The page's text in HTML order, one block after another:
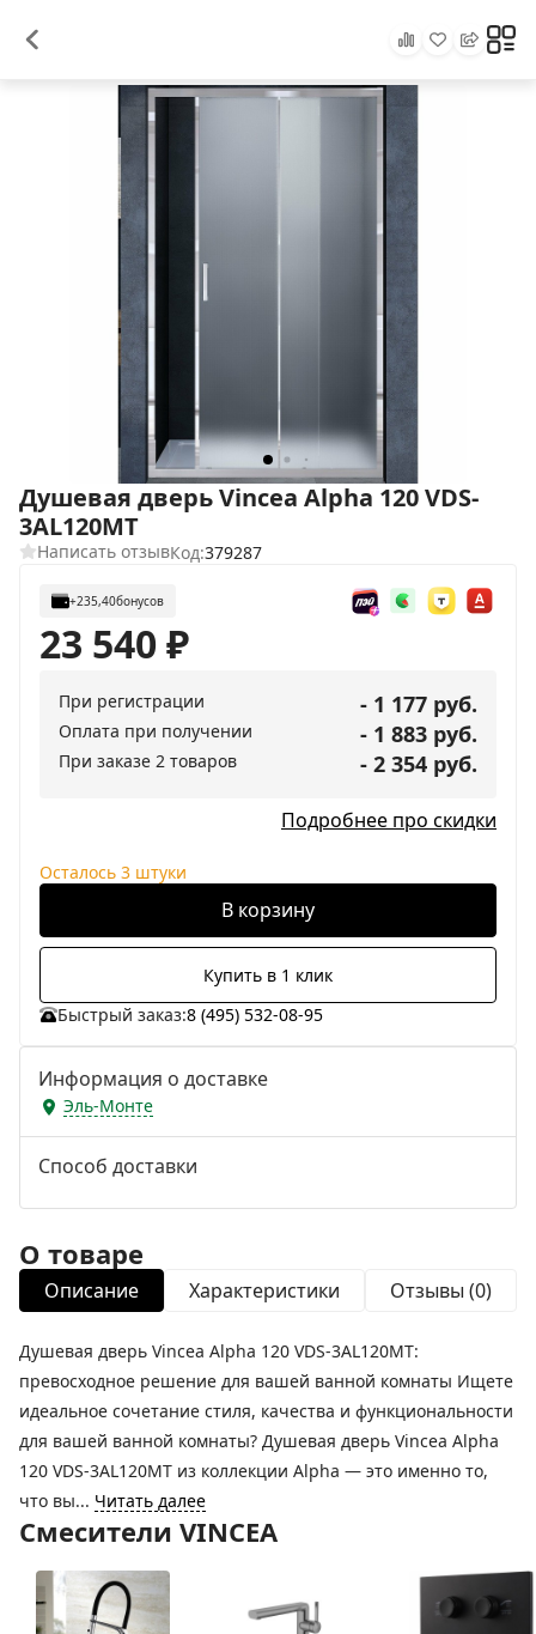
Душевая дверь Vincea Alpha 120 VDS-
3AL120MT
Написать отзывКод:379287
+235,40бонусов
23 540₽
При регистрации - 1 177 руб.
Оплата при получении - 1 883 руб.
При заказе 2 товаров - 2 354 руб.
Подробнее про скидки
Осталось 3 штуки
В корзину
Купить в 1 клик
Быстрый заказ:8 (495) 532-08-95
Информация о доставке
Эль-Монте
Способ доставки
О товаре
Описание Характеристики Отзывы (0)
Душевая дверь Vincea Alpha 120 VDS-3AL120MT:
превосходное решение для вашей ванной комнаты Ищете
идеальное сочетание стиля, качества и функциональности
для вашей ванной комнаты? Душевая дверь Vincea Alpha
120 VDS-3AL120MT из коллекции Alpha — это именно то,
что вы... Читать далее
Смесители VINCEA